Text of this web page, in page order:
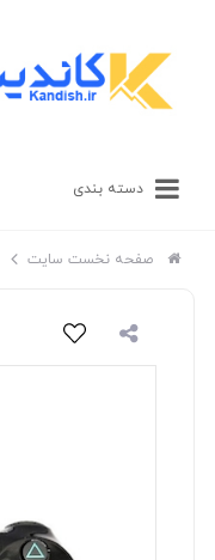
دسته بندی
صفحه نخست سایت